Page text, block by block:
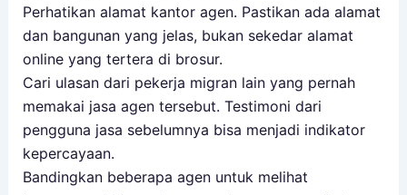
Perhatikan alamat kantor agen. Pastikan ada alamat
dan bangunan yang jelas, bukan sekedar alamat
online yang tertera di brosur.
Cari ulasan dari pekerja migran lain yang pernah
memakai jasa agen tersebut. Testimoni dari
pengguna jasa sebelumnya bisa menjadi indikator
kepercayaan.
Bandingkan beberapa agen untuk melihat